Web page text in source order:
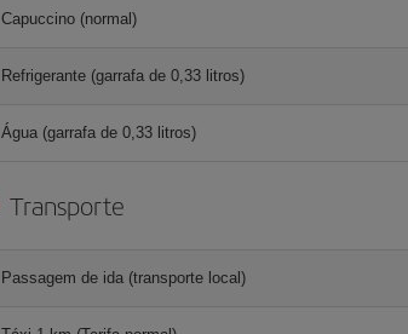
Capuccino (normal)
Refrigerante (garrafa de 0,33 litros)
Água (garrafa de 0,33 litros)
Transporte
Passagem de ida (transporte local)